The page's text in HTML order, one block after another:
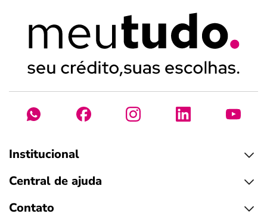
Institucional
Central de ajuda
Contato